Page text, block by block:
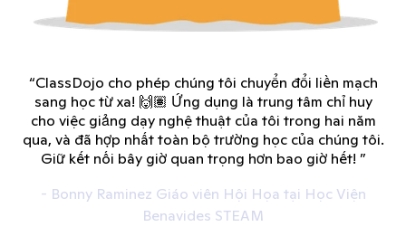
“ClassDojo cho phép chúng tôi chuyển đổi liền mạch
sang học từ xa! 🙌🏽 Ứng dụng là trung tâm chỉ huy
cho việc giảng dạy nghệ thuật của tôi trong hai năm
qua, và đã hợp nhất toàn bộ trường học của chúng tôi.
Giữ kết nối bây giờ quan trọng hơn bao giờ hết! ”
- Bonny Raminez Giáo viên Hội Họa tại Học Viện
Benavides STEAM